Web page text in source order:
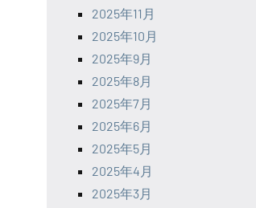
2025年11月
2025年10月
2025年9月
2025年8月
2025年7月
2025年6月
2025年5月
2025年4月
2025年3月